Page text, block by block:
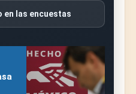
en las encuestas